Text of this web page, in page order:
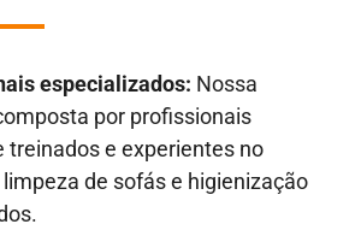
especializados: Nossa
por profissionais
treinados e experientes no
de sofás e higienização